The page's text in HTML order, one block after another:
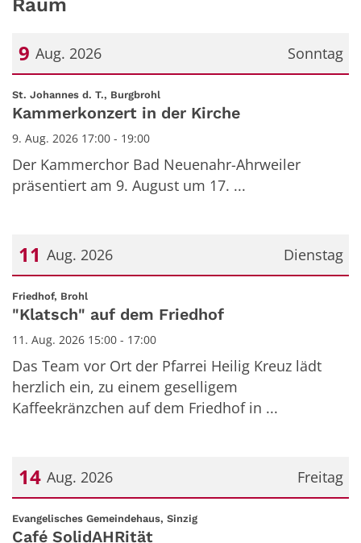
Sonntag
9 Aug. 2026
Datum: 9. August 2026
St. Johannes d. T., Burgbrohl:
Kammerkonzert in der Kirche
9. Aug. 2026 17:00 - 19:00
Der Kammerchor Bad Neuenahr-Ahrweiler
präsentiert am 9. August um 17. ...
Dienstag
11 Aug. 2026
Datum: 11. August 2026
Friedhof, Brohl:
"Klatsch" auf dem Friedhof
11. Aug. 2026 15:00 - 17:00
Das Team vor Ort der Pfarrei Heilig Kreuz lädt
herzlich ein, zu einem geselligem
Kaffeekränzchen auf dem Friedhof in ...
Freitag
14 Aug. 2026
Datum: 14. August 2026
Evangelisches Gemeindehaus, Sinzig:
Café SolidAHRität